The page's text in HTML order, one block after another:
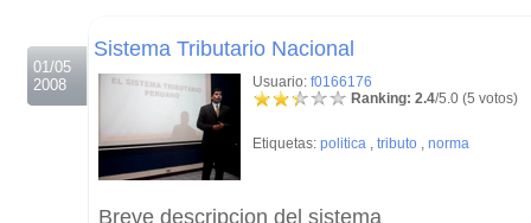
01/05
2008
Sistema Tributario Nacional
Usuario: f0166176
Ranking: 2.4/5.0 (5 votos)
Etiquetas: politica , tributo , norma
Breve descripcion del sistema